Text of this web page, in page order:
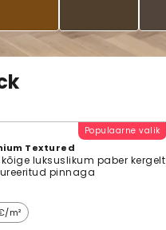
Populaarne valik
Textured
kõige luksuslikum paber kergelt
pinnaga
m²